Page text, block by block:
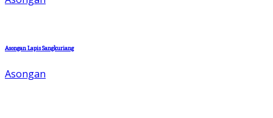
Asongan Lapis Sangkuriang
Asongan